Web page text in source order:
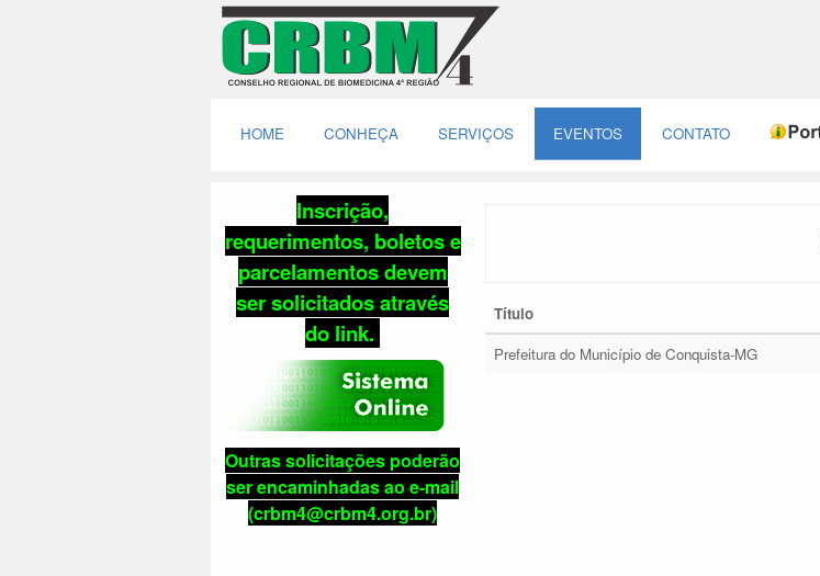
HOME CONHEÇA SERVIÇOS EVENTOS CONTATO
Inscrição,
requerimentos, boletos e
parcelamentosdevem
ser solicitados através
do link.
Outras solicitações poderão
ser encaminhadas ao e-mail
(crbm4@crbm4.org.br)
Título
Prefeitura do Município de Conquista-MG